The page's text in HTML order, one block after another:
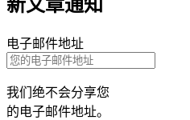
新文章通知
电子邮件地址
我们绝不会分享您
的电子邮件地址。